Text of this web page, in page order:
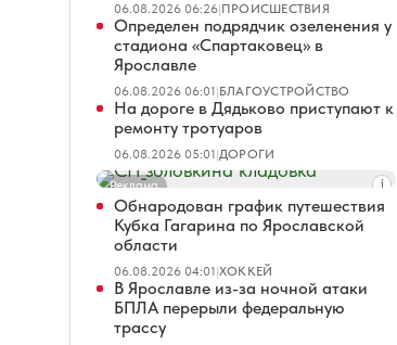
06.08.2026 06:26|ПРОИСШЕСТВИЯ
Определен подрядчик озеленения у
стадиона «Спартаковец» в
Ярославле
06.08.2026 06:01|БЛАГОУСТРОЙСТВО
На дороге в Дядьково приступают к
ремонту тротуаров
06.08.2026 05:01|ДОРОГИ
Реклама
Обнародован график путешествия
Кубка Гагарина по Ярославской
области
06.08.2026 04:01|ХОККЕЙ
В Ярославле из-за ночной атаки
БПЛА перерыли федеральную
трассу